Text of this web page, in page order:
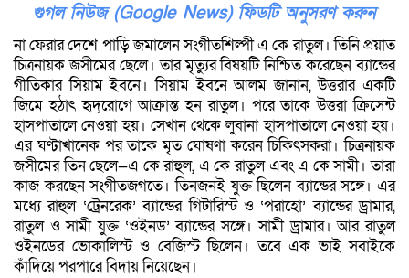
গুগল নিউজ (Google News) ফিডটি অনুসরণ করুন
না ফেরার দেশে পাড়ি জমালেন সংগীতশিল্পী এ কে রাতুল। তিনি প্রয়াত
চিত্রনায়ক জসীমের ছেলে। তার মৃত্যুর বিষয়টি নিশ্চিত করেছেন ব্যান্ডের
গীতিকার সিয়াম ইবনে। সিয়াম ইবনে আলম জানান, উত্তরার একটি
জিমে হঠাৎ হৃদ্‌রোগে আক্রান্ত হন রাতুল। পরে তাকে উত্তরা ক্রিসেন্ট
হাসপাতালে নেওয়া হয়। সেখান থেকে লুবানা হাসপাতালে নেওয়া হয়।
এর ঘণ্টাখানেক পর তাকে মৃত ঘোষণা করেন চিকিৎসকরা। চিত্রনায়ক
জসীমের তিন ছেলে—এ কে রাহুল, এ কে রাতুল এবং এ কে সামী। তারা
কাজ করছেন সংগীতজগতে। তিনজনই যুক্ত ছিলেন ব্যান্ডের সঙ্গে। এর
মধ্যে রাহুল ‘ট্রেনরেক’ ব্যান্ডের গিটারিস্ট ও ‘পরাহো’ ব্যান্ডের ড্রামার,
রাতুল ও সামী যুক্ত ‘ওইনড’ ব্যান্ডের সঙ্গে। সামী ড্রামার। আর রাতুল
ওইনডের ভোকালিস্ট ও বেজিস্ট ছিলেন। তবে এক ভাই সবাইকে
কাঁদিয়ে পরপারে বিদায় নিয়েছেন।